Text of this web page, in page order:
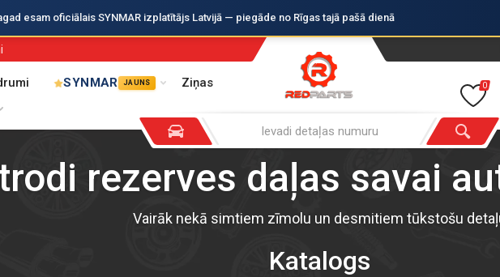
esam oficiālais SYNMAR izplatītājs Latvijā — piegāde no Rīgas tajā pašā dienā
SYNMAR JAUNS
Ziņas
0
rezerves daļas savai
Vairāk nekā simtiem zīmolu un desmitiem tūkstošu
Katalogs